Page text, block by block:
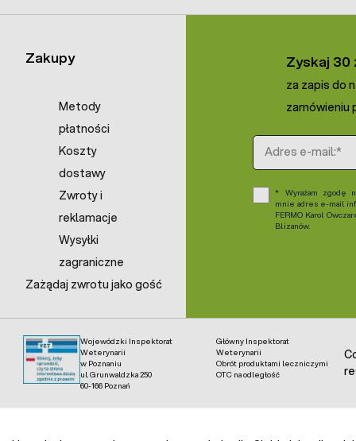
Zakupy
Metody
płatności
Koszty
dostawy
Zwroty i
reklamacje
Wysyłki
zagraniczne
Zażądaj zwrotu jako gość
Zyskaj 30
za zapis do
zamówieniu
Adres e-mail
Wyrażam zgodę
mnie adres e-mail
FERMO Karol
Blizanów.
Wojewódzki Inspektorat
Weterynarii
w Poznaniu
ul. Grunwaldzka 250
60-166 Poznań
Główny Inspektorat
Weterynarii
Obrót produktami leczniczymi
OTC na odległość